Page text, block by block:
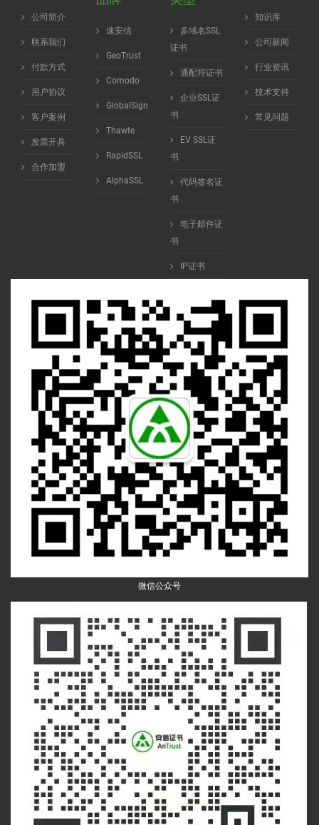
公司简介
联系我们
付款方式
用户协议
客户案例
发票开具
合作加盟
速安信
GeoTrust
Comodo
GlobalSign
Thawte
RapidSSL
AlphaSSL
多域名SSL
证书
通配符证书
企业SSL证
书
EV SSL证
书
代码签名证
书
电子邮件证
书
IP证书
知识库
公司新闻
行业资讯
技术支持
常见问题
微信公众号